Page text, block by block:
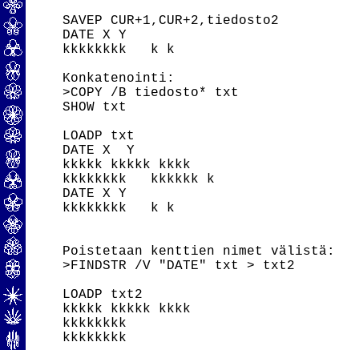
SAVEP CUR+1,CUR+2,tiedosto2
DATE X Y
kkkkkkkk   k k
Konkatenointi:
>COPY /B tiedosto* txt
SHOW txt
LOADP txt
DATE X  Y
kkkkk kkkkk kkkk
kkkkkkkk   kkkkkk k
DATE X Y
kkkkkkkk   k k
Poistetaan kenttien nimet välistä:
>FINDSTR /V "DATE" txt > txt2
LOADP txt2
kkkkk kkkkk kkkk
kkkkkkkk
kkkkkkkk